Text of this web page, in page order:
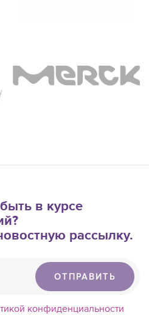
в курсе
рассылку.
ОТПРАВИТЬ
конфиденциальности